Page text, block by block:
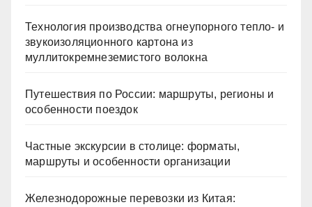
Технология производства огнеупорного тепло- и
звукоизоляционного картона из
муллитокремнеземистого волокна
Путешествия по России: маршруты, регионы и
особенности поездок
Частные экскурсии в столице: форматы,
маршруты и особенности организации
Железнодорожные перевозки из Китая: